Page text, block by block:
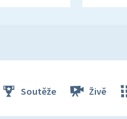
Soutěže Živě